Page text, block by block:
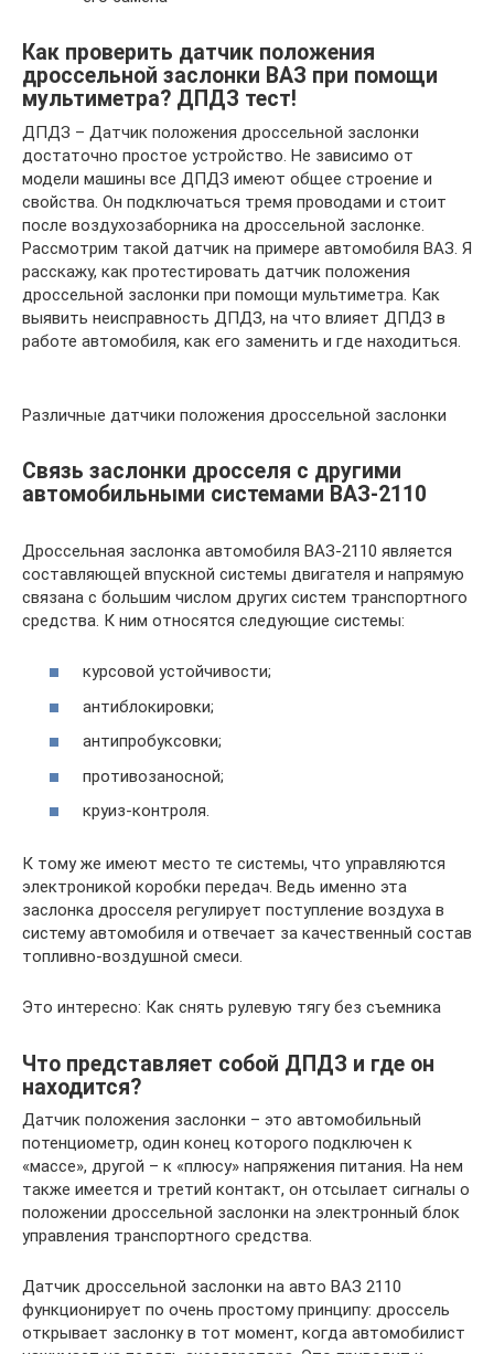
Как проверить датчик положения
дроссельной заслонки ВАЗ при помощи
мультиметра? ДПДЗ тест!
ДПДЗ – Датчик положения дроссельной заслонки
достаточно простое устройство. Не зависимо от
модели машины все ДПДЗ имеют общее строение и
свойства. Он подключаться тремя проводами и стоит
после воздухозаборника на дроссельной заслонке.
Рассмотрим такой датчик на примере автомобиля ВАЗ. Я
расскажу, как протестировать датчик положения
дроссельной заслонки при помощи мультиметра. Как
выявить неисправность ДПДЗ, на что влияет ДПДЗ в
работе автомобиля, как его заменить и где находиться.
Различные датчики положения дроссельной заслонки
Связь заслонки дросселя с другими
автомобильными системами ВАЗ-2110
Дроссельная заслонка автомобиля ВАЗ-2110 является
составляющей впускной системы двигателя и напрямую
связана с большим числом других систем транспортного
средства. К ним относятся следующие системы:
курсовой устойчивости;
антиблокировки;
антипробуксовки;
противозаносной;
круиз-контроля.
К тому же имеют место те системы, что управляются
электроникой коробки передач. Ведь именно эта
заслонка дросселя регулирует поступление воздуха в
систему автомобиля и отвечает за качественный состав
топливно-воздушной смеси.
Это интересно: Как снять рулевую тягу без съемника
Что представляет собой ДПДЗ и где он
находится?
Датчик положения заслонки – это автомобильный
потенциометр, один конец которого подключен к
«массе», другой – к «плюсу» напряжения питания. На нем
также имеется и третий контакт, он отсылает сигналы о
положении дроссельной заслонки на электронный блок
управления транспортного средства.
Датчик дроссельной заслонки на авто ВАЗ 2110
функционирует по очень простому принципу: дроссель
открывает заслонку в тот момент, когда автомобилист